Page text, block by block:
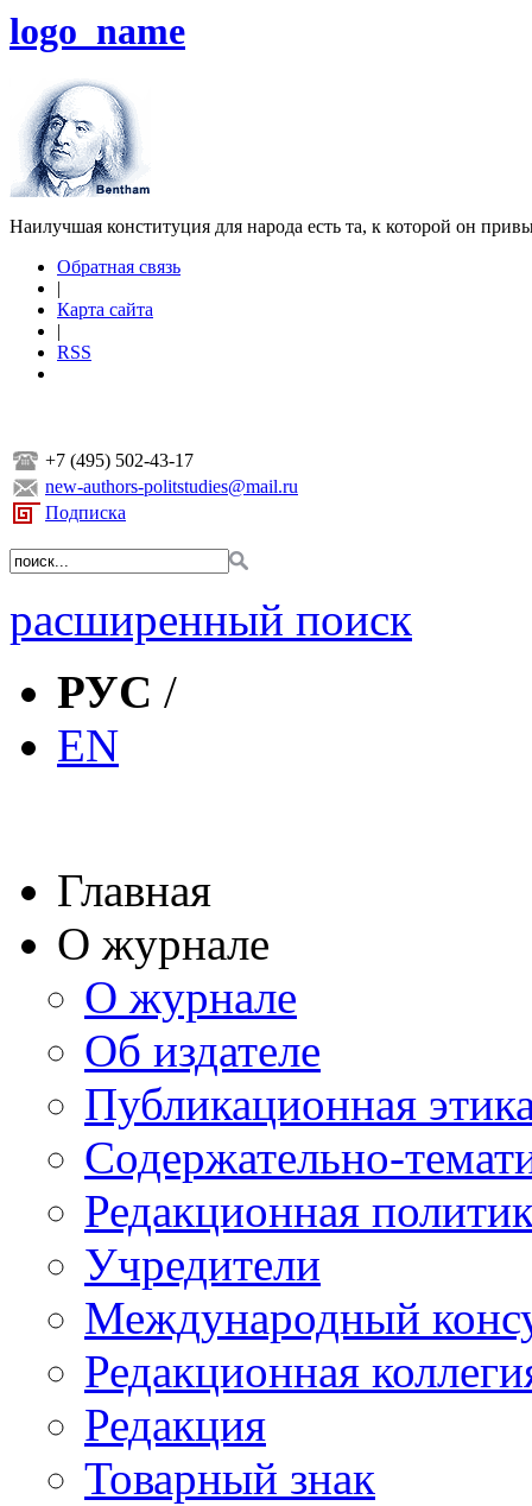
logo_name
Наилучшая конституция для народа есть та, к которой он
Обратная связь
|
Карта сайта
|
RSS
+7 (495) 502-43-17
new-authors-politstudies@mail.ru
Подписка
расширенный поиск
РУС /
EN
Главная
О журнале
О журнале
Об издателе
Публикационная
Содержательно-
Редакционная
Учредители
Международный
Редакционная
Редакция
Товарный знак